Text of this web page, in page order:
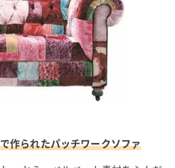
作られたパッチワークソファ